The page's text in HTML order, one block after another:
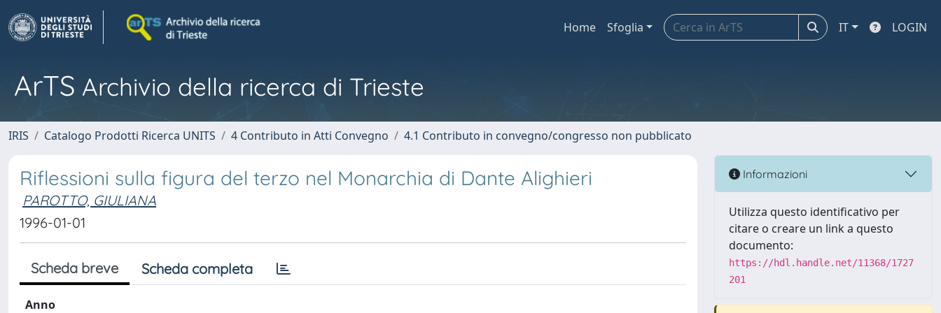
Home Sfoglia IT LOGIN
ArTS Archivio della ricerca di Trieste
IRIS Catalogo Prodotti Ricerca UNITS 4 Contributo in Atti Convegno 4.1 Contributo in convegno/congresso non pubblicato
Riflessioni sulla figura del terzo nel Monarchia di Dante Alighieri
PAROTTO, GIULIANA
1996-01-01
Scheda breve Scheda completa
Anno
Informazioni
Utilizza questo identificativo per
citare o creare un link a questo
documento:
https://hdl.handle.net/11368/1727
201